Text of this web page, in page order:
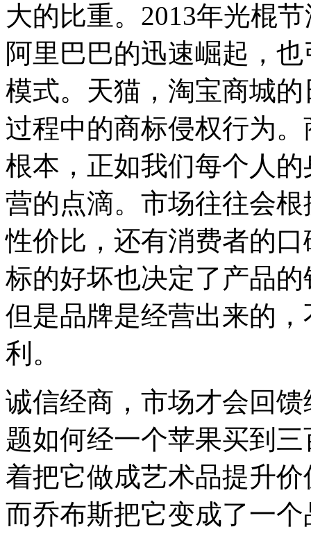
大的比重。2013年光棍
阿里巴巴的迅速崛起，
模式。天猫，淘宝商城
过程中的商标侵权行为
根本，正如我们每个人
营的点滴。市场往往会
性价比，还有消费者的
标的好坏也决定了产品
但是品牌是经营出来的
利。
诚信经商，市场才会回
题如何经一个苹果买到
着把它做成艺术品提升
而乔布斯把它变成了一